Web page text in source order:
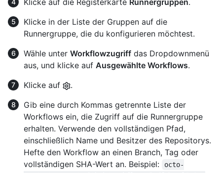
Klicke auf die Registerkarte Runnergruppen.
Klicke in der Liste der Gruppen auf die
Runnergruppe, die du konfigurieren möchtest.
Wähle unter Workflowzugriff das Dropdownmenü
aus, und klicke auf Ausgewählte Workflows.
Klicke auf
.
Gib eine durch Kommas getrennte Liste der
Workflows ein, die Zugriff auf die Runnergruppe
erhalten. Verwende den vollständigen Pfad,
einschließlich Name und Besitzer des Repositorys.
Hefte den Workflow an einen Branch, Tag oder
vollständigen SHA-Wert an. Beispiel:
octo-